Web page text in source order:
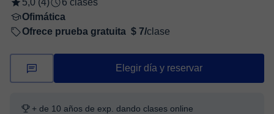
5,0 (4)
6 clases
Ofimática
Ofrece prueba gratuita $ 7/clase
Elegir día y reservar
+ de 10 años de exp. dando clases online